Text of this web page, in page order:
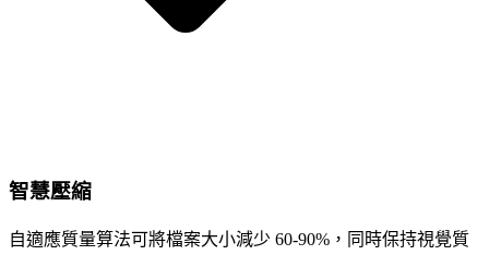
智慧壓縮
自適應質量算法可將檔案大小減少 60-90%，同時保持視覺質